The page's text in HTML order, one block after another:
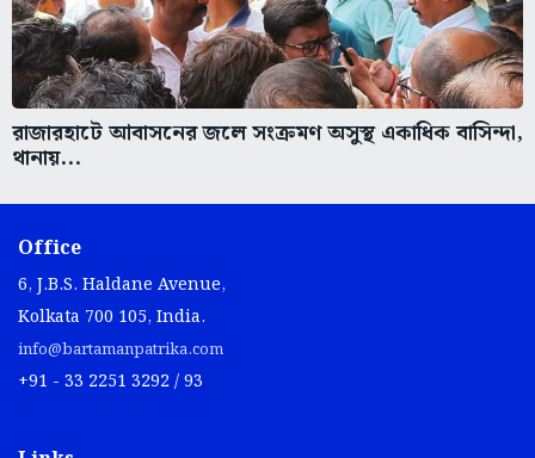
রাজারহাটে আবাসনের জলে সংক্রমণ অসুস্থ একাধিক বাসিন্দা,
থানায়...
Office
6, J.B.S. Haldane Avenue,
Kolkata 700 105, India.
info@bartamanpatrika.com
+91 - 33 2251 3292 / 93